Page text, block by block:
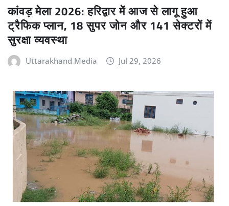
कांवड़ मेला 2026: हरिद्वार में आज से लागू हुआ
ट्रैफिक प्लान, 18 सुपर जोन और 141 सेक्टरों में
सुरक्षा व्यवस्था
Uttarakhand Media Jul 29, 2026